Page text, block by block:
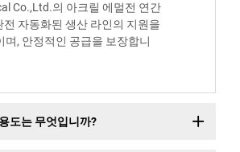
Co.,Ltd.의 아크릴 에멀전 연간
전 자동화된 생산 라인의 지원을
며, 안정적인 공급을 보장합니
도는 무엇입니까?